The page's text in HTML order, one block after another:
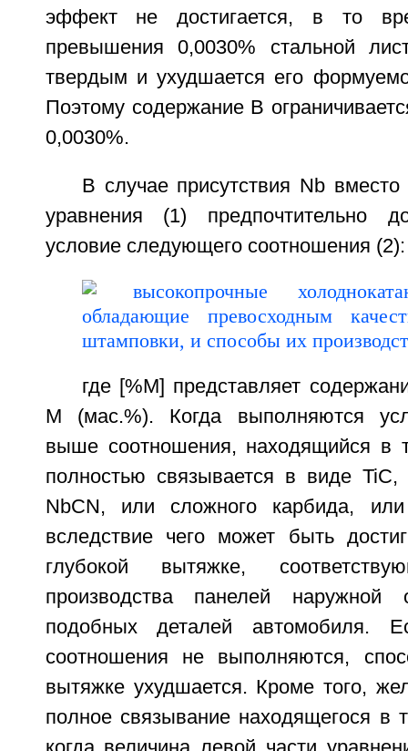
эффект не достигается, в то
превышения 0,0030% стальной
твердым и ухудшается его
Поэтому содержание В
0,0030%.
В случае присутствия Nb
уравнения (1) предпочтительно
условие следующего соотношения (2):
где [%М] представляет
М (мас.%). Когда выполняются
выше соотношения, находящийся в
полностью связывается в виде
NbCN, или сложного карбида, или
вследствие чего может быть
глубокой вытяжке,
производства панелей
подобных деталей автомобиля.
соотношения не выполняются,
вытяжке ухудшается. Кроме того,
полное связывание находящегося в